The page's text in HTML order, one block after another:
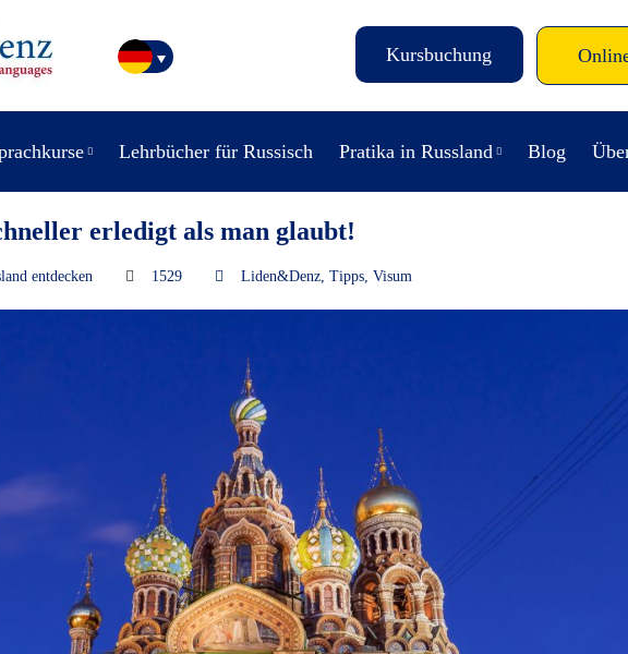
Kursbuchung
Lehrbücher für Russisch Pratika in Russland Blog
erledigt als man glaubt!
entdecken 1529 Liden&Denz, Tipps, Visum